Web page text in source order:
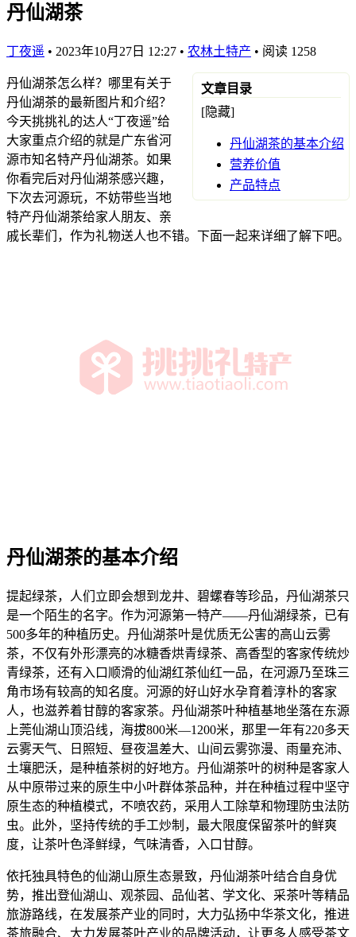
丹仙湖茶
丁夜遥 • 2023年10月27日 12:27 • 农林土特产 • 阅读 1258
文章目录
[隐藏]
丹仙湖茶的基本介绍
营养价值
产品特点
丹仙湖茶怎么样？哪里有关于
丹仙湖茶的最新图片和介绍？
今天挑挑礼的达人“丁夜遥”给
大家重点介绍的就是广东省河
源市知名特产丹仙湖茶。如果
你看完后对丹仙湖茶感兴趣，
下次去河源玩，不妨带些当地
特产丹仙湖茶给家人朋友、亲
戚长辈们，作为礼物送人也不错。下面一起来详细了解下吧。
丹仙湖茶的基本介绍
提起绿茶，人们立即会想到龙井、碧螺春等珍品，丹仙湖茶只
是一个陌生的名字。作为河源第一特产——丹仙湖绿茶，已有
500多年的种植历史。丹仙湖茶叶是优质无公害的高山云雾
茶，不仅有外形漂亮的冰糖香烘青绿茶、高香型的客家传统炒
青绿茶，还有入口顺滑的仙湖红茶仙红一品，在河源乃至珠三
角市场有较高的知名度。河源的好山好水孕育着淳朴的客家
人，也滋养着甘醇的客家茶。丹仙湖茶叶种植基地坐落在东源
上莞仙湖山顶沿线，海拔800米—1200米，那里一年有220多天
云雾天气、日照短、昼夜温差大、山间云雾弥漫、雨量充沛、
土壤肥沃，是种植茶树的好地方。丹仙湖茶叶的树种是客家人
从中原带过来的原生中小叶群体茶品种，并在种植过程中坚守
原生态的种植模式，不喷农药，采用人工除草和物理防虫法防
虫。此外，坚持传统的手工炒制，最大限度保留茶叶的鲜爽
度，让茶叶色泽鲜绿，气味清香，入口甘醇。
依托独具特色的仙湖山原生态景致，丹仙湖茶叶结合自身优
势，推出登仙湖山、观茶园、品仙茗、学文化、采茶叶等精品
旅游路线，在发展茶产业的同时，大力弘扬中华茶文化，推进
茶旅融合、大力发展茶叶产业的品牌活动，让更多人感受茶文